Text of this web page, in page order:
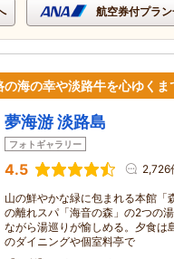
航空券付プラ
海の幸や淡路牛を心ゆくま
夢海游 淡路島
フォトギャラリー
4.5 2,726
山の鮮やかな緑に包まれる本館「
の離れスパ「海音の森」の2つの
ながら湯巡りが愉しめる。夕食は
のダイニングや個室料亭で